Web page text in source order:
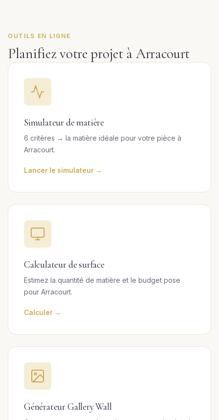
OUTILS EN LIGNE
Planifiez votre projet à Arracourt
Simulateur de matière
6 critères → la matière idéale pour votre pièce à
Arracourt.
Lancer le simulateur →
Calculateur de surface
Estimez la quantité de matière et le budget pose
pour Arracourt.
Calculer →
Générateur Gallery Wall